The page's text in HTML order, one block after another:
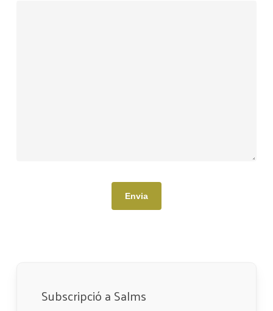
Subscripció a Salms